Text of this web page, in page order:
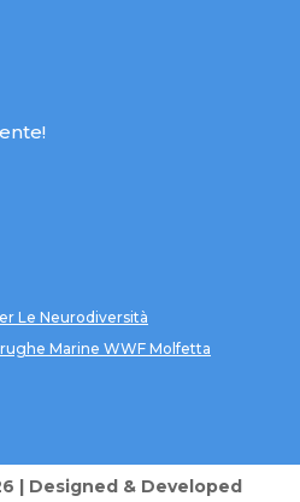
Le Neurodiversità
Marine WWF Molfetta
| Designed & Developed